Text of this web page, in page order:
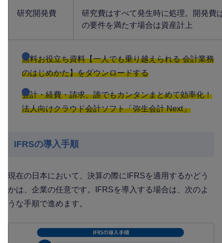
研究開発費
研究費はすべて発生時に処理。開発費
の要件を満たす場合は資産計上
無料お役立ち資料【一人でも乗り越えられる 会計業務
のはじめかた】をダウンロードする
会計・経費・請求、誰でもカンタンまとめて効率化！
法人向けクラウド会計ソフト「弥生会計 Next」
IFRSの導入手順
現在の日本において、決算の際にIFRSを適用するかどう
かは、企業の任意です。IFRSを導入する場合は、次のよ
うな手順で進めます。